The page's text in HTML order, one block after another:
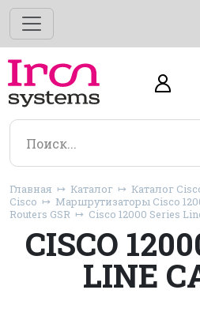
Главная Каталог Каталог
Cisco
Маршрутизаторы Cisco
Routers GSR
Cisco 12000 Series
CISCO
LINE